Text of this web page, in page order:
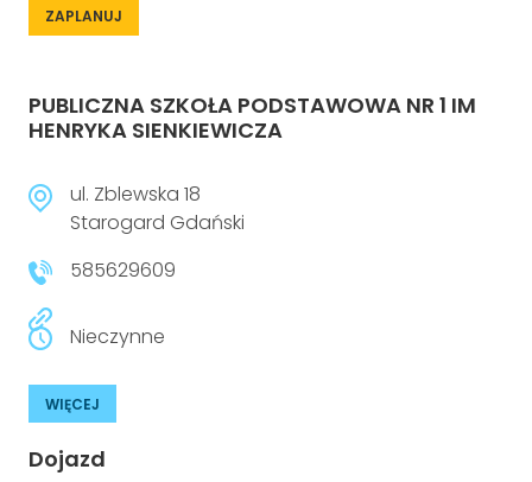
ZAPLANUJ
PUBLICZNA SZKOŁA PODSTAWOWA NR 1 IM
HENRYKA SIENKIEWICZA
ul. Zblewska 18
Starogard Gdański
585629609
Nieczynne
WIĘCEJ
Dojazd